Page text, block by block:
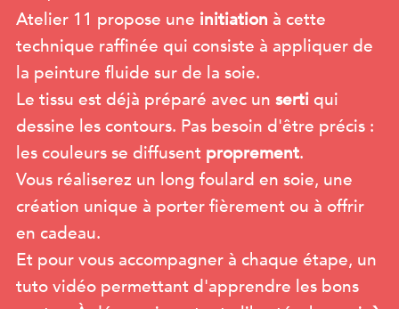
Atelier 11 propose une initiation à cette
technique raffinée qui consiste à appliquer de
la peinture fluide sur de la soie.
Le tissu est déjà préparé avec un sertiqui
dessine les contours. Pas besoin d'être précis :
les couleurs se diffusent proprement.
Vous réaliserez un long foulard en soie, une
création unique à porter fièrement ou à offrir
en cadeau.
Et pour vous accompagner à chaque étape, un
tuto vidéo permettant d'apprendre les bons